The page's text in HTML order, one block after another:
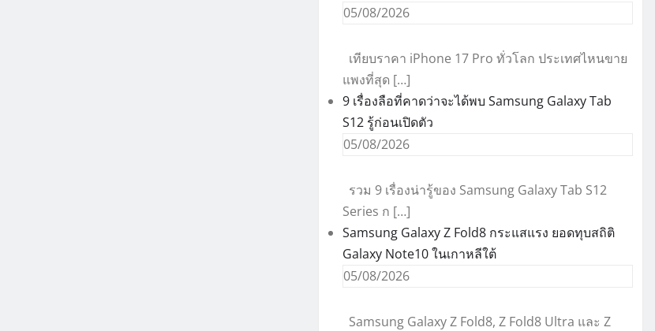
05/08/2026
เทียบราคา iPhone 17 Pro ทั่วโลก ประเทศไหนขาย
แพงที่สุด […]
9 เรื่องลือที่คาดว่าจะได้พบ Samsung Galaxy Tab
S12 รู้ก่อนเปิดตัว
05/08/2026
รวม 9 เรื่องน่ารู้ของ Samsung Galaxy Tab S12
Series ก […]
Samsung Galaxy Z Fold8 กระแสแรง ยอดทุบสถิติ
Galaxy Note10 ในเกาหลีใต้
05/08/2026
Samsung Galaxy Z Fold8, Z Fold8 Ultra และ Z